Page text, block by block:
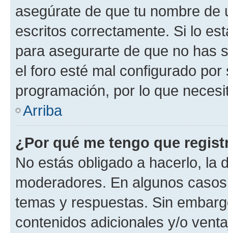
asegúrate de que tu nombre
escritos correctamente. Si lo
para asegurarte de que no has
el foro esté mal configurado
programación, por lo que
Arriba
¿Por qué me tengo que
No estás obligado a hacerlo, la
moderadores. En algunos
temas y respuestas. Sin
contenidos adicionales y/o